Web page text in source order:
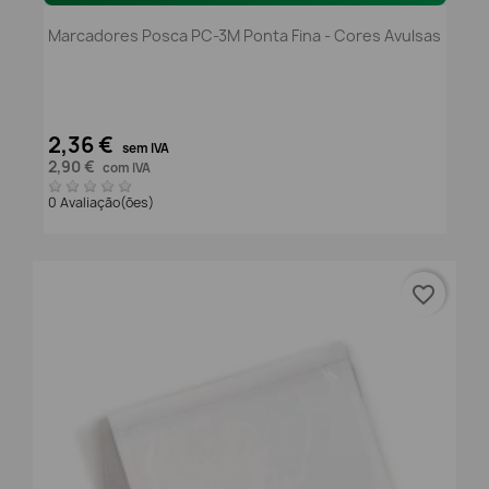
Marcadores Posca PC-3M Ponta Fina - Cores Avulsas
2,36 € sem IVA
2,90 € com IVA
0 Avaliação(ões)
favorite_border